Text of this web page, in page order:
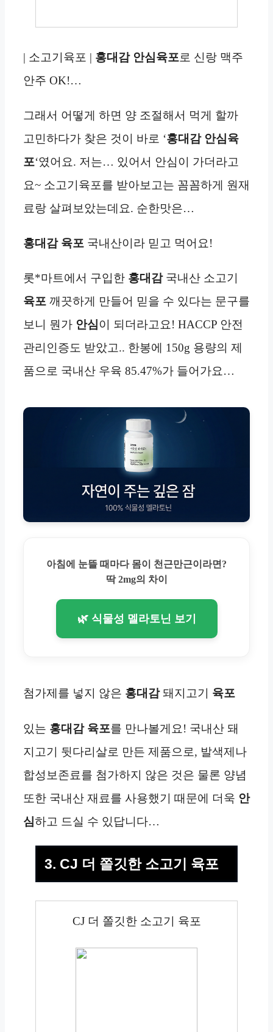
| 소고기육포 | 홍대감 안심육포로 신랑 맥주
안주 OK!…
그래서 어떻게 하면 양 조절해서 먹게 할까
고민하다가 찾은 것이 바로 ‘홍대감 안심육
포‘였어요. 저는… 있어서 안심이 가더라고
요~ 소고기육포를 받아보고는 꼼꼼하게 원재
료랑 살펴보았는데요. 순한맛은…
홍대감 육포 국내산이라 믿고 먹어요!
롯*마트에서 구입한 홍대감국내산 소고기
육포 깨끗하게 만들어 믿을 수 있다는 문구를
보니 뭔가 안심이 되더라고요! HACCP 안전
관리인증도 받았고.. 한봉에 150g 용량의 제
품으로 국내산 우육 85.47%가 들어가요…
아침에 눈뜰 때마다 몸이 천근만근이라면?
딱 2mg의 차이
🌿 식물성 멜라토닌 보기
첨가제를 넣지 않은 홍대감돼지고기 육포
있는 홍대감 육포를 만나볼게요! 국내산 돼
지고기 뒷다리살로 만든 제품으로, 발색제나
합성보존료를 첨가하지 않은 것은 물론 양념
또한 국내산 재료를 사용했기 때문에 더욱 안
심하고 드실 수 있답니다…
3. CJ 더 쫄깃한 소고기 육포
CJ 더 쫄깃한 소고기 육포